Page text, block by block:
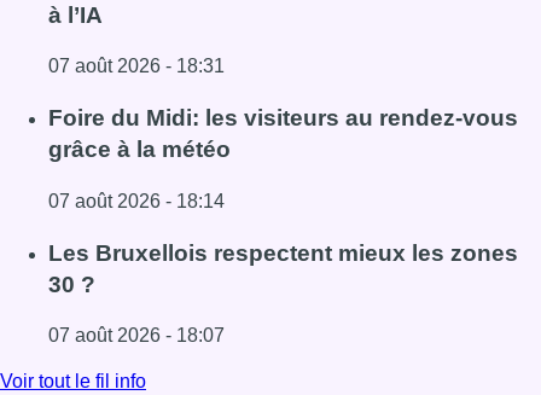
à l’IA
07 août 2026 - 18:31
Lire l'article Pizza Nizar: un coup de pub inattendu grâce
Foire du Midi: les visiteurs au rendez-vous
grâce à la météo
07 août 2026 - 18:14
Lire l'article Foire du Midi: les visiteurs au rendez-vous
Les Bruxellois respectent mieux les zones
30 ?
07 août 2026 - 18:07
Lire l'article Les Bruxellois respectent mieux les zones 30
Voir tout le fil info